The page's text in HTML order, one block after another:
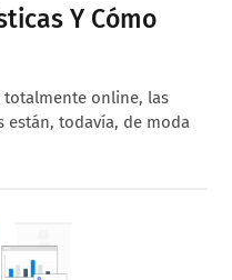
Y Cómo
totalmente online, las
están, todavía, de moda